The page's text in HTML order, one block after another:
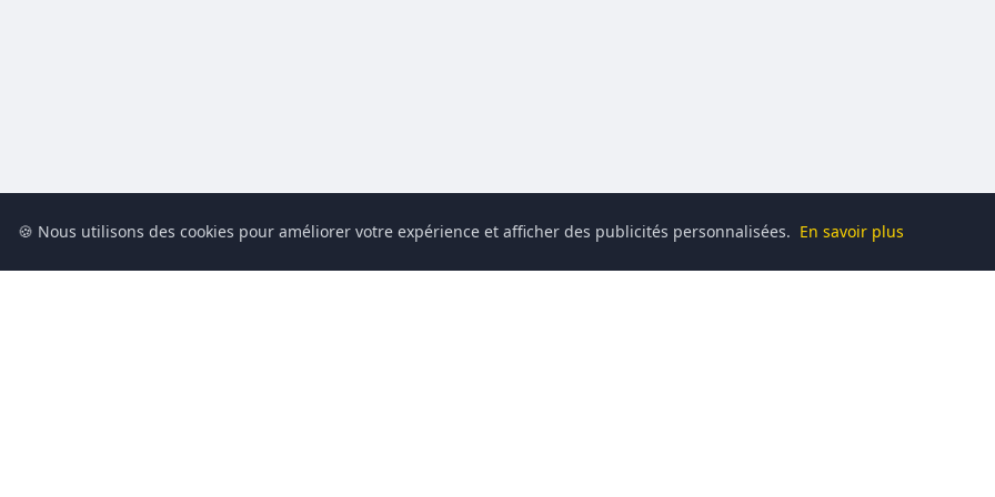
🍪 Nous utilisons des cookies pour améliorer votre expérience et afficher des publicités personnalisées. En savoir plus